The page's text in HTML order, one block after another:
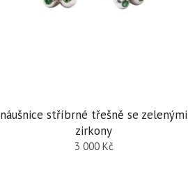
náušnice stříbrné třešně se zelenými
zirkony
3 000 Kč